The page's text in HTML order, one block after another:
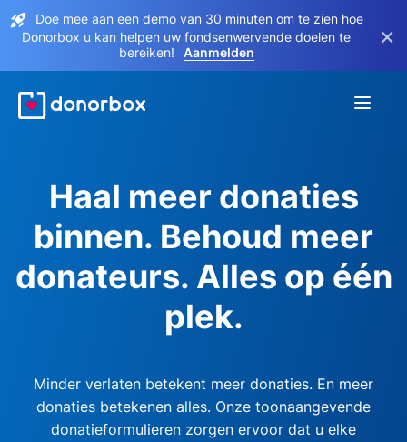
Doe mee aan een demo van 30 minuten om te zien hoe
Donorbox u kan helpen uw fondsenwervende doelen te
bereiken!
Aanmelden
×
Haal meer donaties
binnen. Behoud meer
donateurs. Alles op één
plek.
Minder verlaten betekent meer donaties. En meer
donaties betekenen alles. Onze toonaangevende
donatieformulieren zorgen ervoor dat u elke